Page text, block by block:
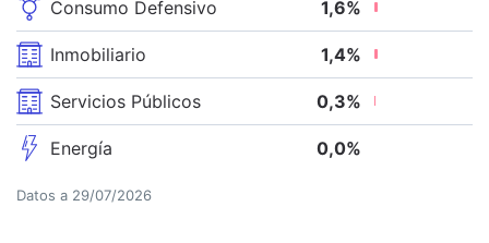
Consumo Defensivo 1,6%
Inmobiliario 1,4%
Servicios Públicos 0,3%
Energía 0,0%
Datos a 29/07/2026